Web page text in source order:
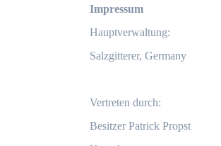
Impressum
Hauptverwaltung:
Salzgitterer, Germany
Vertreten durch:
Besitzer Patrick Propst